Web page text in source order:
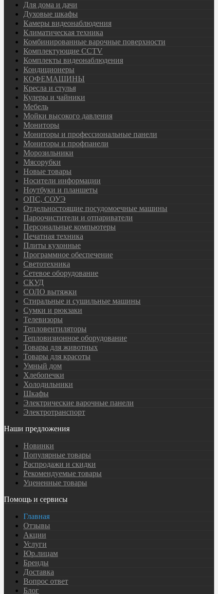
Для дома и дачи
Духовые шкафы
Камеры видеонаблюдения
Климатическая техника
Комбинированные варочные поверхности
Комплектующие CCTV
Комплекты видеонаблюдения
Кондиционеры
КОФЕМАШИНЫ
Кресла и стулья
Кулеры и чайники
Мебель
Мойки высокого давления
Мониторы
Мониторы и профессиональные панели
Мониторы и профпанели
Морозильники
Мясорубки
Новые товары
Носители информации
Ноутбуки и планшеты
ОПС, СОУЭ
Отдельностоящие посудомоечные машины
Пароочистители и отпариватели
Персональные компьютеры
Печатная техника
Плиты кухонные
Программное обеспечение
Светотехника
Сетевое оборудование
СКУД
СОЛО вытяжки
Стиральные и сушильные машины
Сумки и рюкзаки
Телевизоры
Тепловентиляторы
Тепловизионное оборудование
Товары для животных
Товары для красоты
Умный дом
Хлебопечки
Холодильники
Шкафы
Электрические варочные панели
Электротранспорт
Наши предложения
Новинки
Популярные товары
Распродажи и скидки
Рекомендуемые товары
Уцененные товары
Помощь и сервисы
Главная
Отзывы
Акции
Услуги
Юр.лицам
Бренды
Доставка
Вопрос ответ
Блог